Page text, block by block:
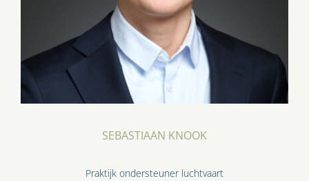
SEBASTIAAN KNOOK
Praktijk ondersteuner luchtvaart